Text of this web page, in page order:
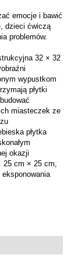
emocje i bawić
dzieci ćwiczą
problemów.
32 × 32
wypustkom
płytki
miasteczek ze
płytka
okazji
25 cm × 25 cm,